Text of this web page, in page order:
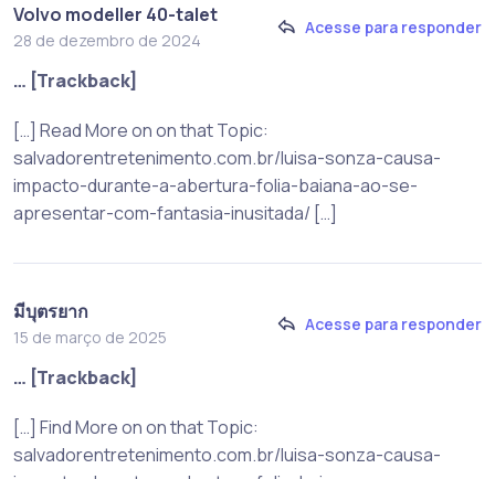
Volvo modeller 40-talet
28 de dezembro de 2024
Acesse para responder
… [Trackback]
[…] Read More on on that Topic:
salvadorentretenimento.com.br/luisa-sonza-causa-
impacto-durante-a-abertura-folia-baiana-ao-se-
apresentar-com-fantasia-inusitada/ […]
มีบุตรยาก
15 de março de 2025
Acesse para responder
… [Trackback]
[…] Find More on on that Topic:
salvadorentretenimento.com.br/luisa-sonza-causa-